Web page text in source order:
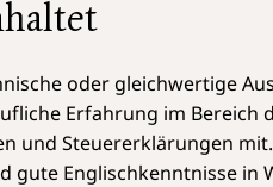
oder gleichwertige
Erfahrung im Bereich
und Steuererklärungen
gute Englischkenntnisse in